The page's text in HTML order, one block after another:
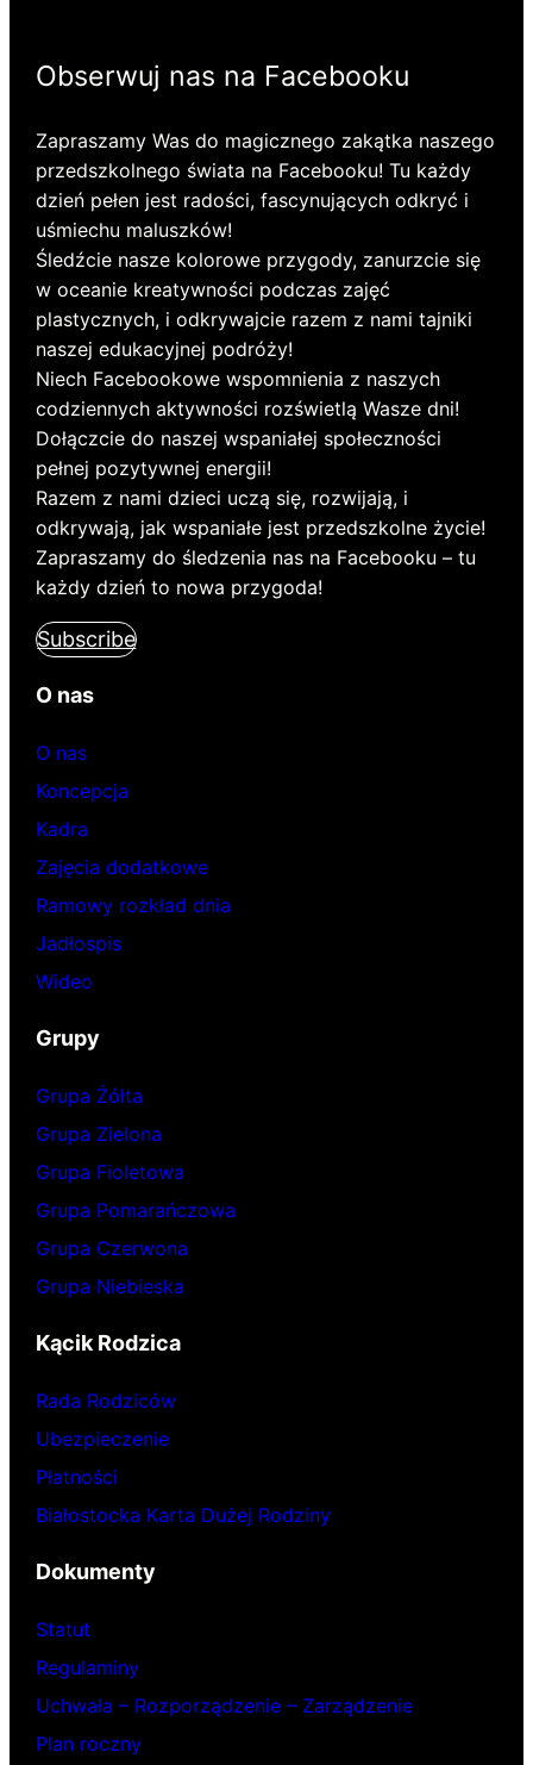
Obserwuj nas na Facebooku
Zapraszamy Was do magicznego zakątka naszego
przedszkolnego świata na Facebooku! Tu każdy
dzień pełen jest radości, fascynujących odkryć i
uśmiechu maluszków!
Śledźcie nasze kolorowe przygody, zanurzcie się
w oceanie kreatywności podczas zajęć
plastycznych, i odkrywajcie razem z nami tajniki
naszej edukacyjnej podróży!
Niech Facebookowe wspomnienia z naszych
codziennych aktywności rozświetlą Wasze dni!
Dołączcie do naszej wspaniałej społeczności
pełnej pozytywnej energii!
Razem z nami dzieci uczą się, rozwijają, i
odkrywają, jak wspaniałe jest przedszkolne życie!
Zapraszamy do śledzenia nas na Facebooku – tu
każdy dzień to nowa przygoda!
Subscribe
O nas
O nas
Koncepcja
Kadra
Zajęcia dodatkowe
Ramowy rozkład dnia
Jadłospis
Wideo
Grupy
Grupa Żółta
Grupa Zielona
Grupa Fioletowa
Grupa Pomarańczowa
Grupa Czerwona
Grupa Niebieska
Kącik Rodzica
Rada Rodziców
Ubezpieczenie
Płatności
Białostocka Karta Dużej Rodziny
Dokumenty
Statut
Regulaminy
Uchwała – Rozporządzenie – Zarządzenie
Plan roczny